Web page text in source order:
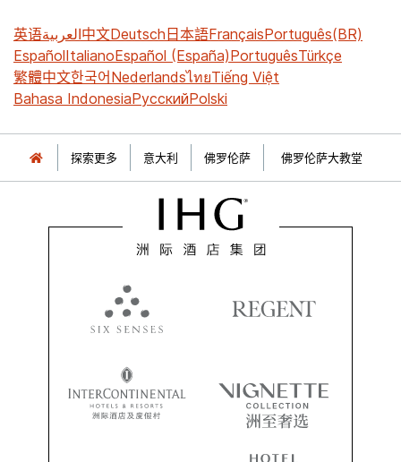
英语العربية中文Deutsch日本語FrançaisPortuguês(BR)
EspañolItalianoEspañol (España)PortuguêsTürkçe
繁體中文한국어NederlandsไทยTiếng Việt
Bahasa IndonesiaРусскийPolski
探索更多 意大利 佛罗伦萨 佛罗伦萨大教堂